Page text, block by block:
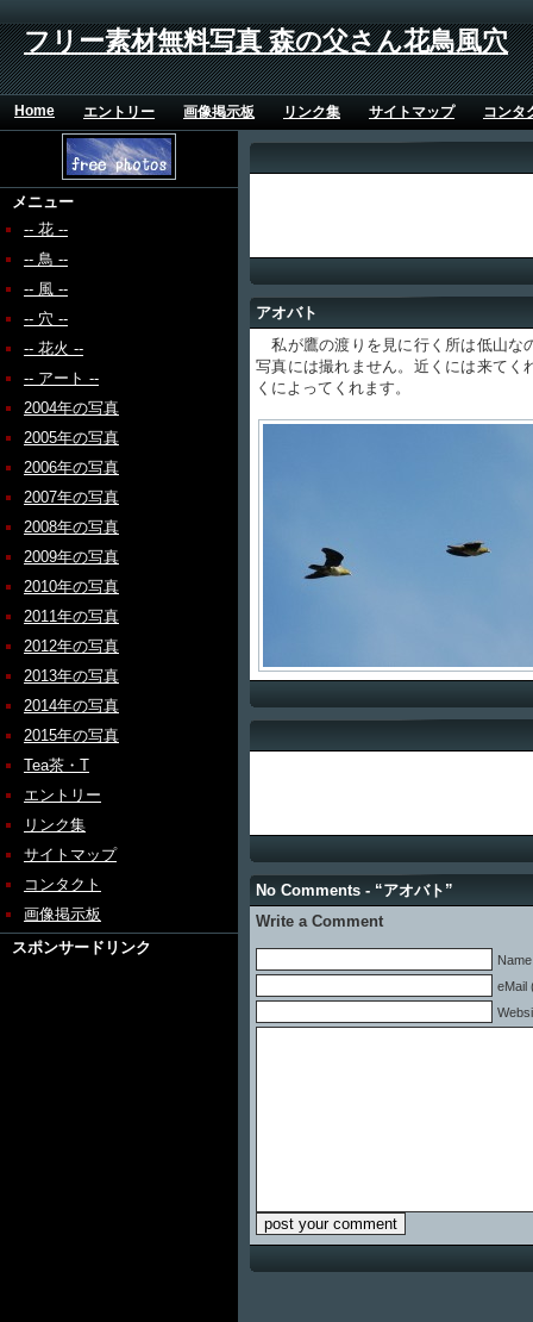
フリー素材無料写真 森の父さん花鳥風穴
Home エントリー 画像掲示板 リンク集 サイトマップ コンタ
メニュー
-- 花 --
-- 鳥 --
-- 風 --
-- 穴 --
-- 花火 --
-- アート --
2004年の写真
2005年の写真
2006年の写真
2007年の写真
2008年の写真
2009年の写真
2010年の写真
2011年の写真
2012年の写真
2013年の写真
2014年の写真
2015年の写真
Tea茶・T
エントリー
リンク集
サイトマップ
コンタクト
画像掲示板
スポンサードリンク
アオバト
私が鷹の渡りを見に行く所は低山な
写真には撮れません。近くには来てく
くによってくれます。
No Comments - “アオバト”
Write a Comment
eMail